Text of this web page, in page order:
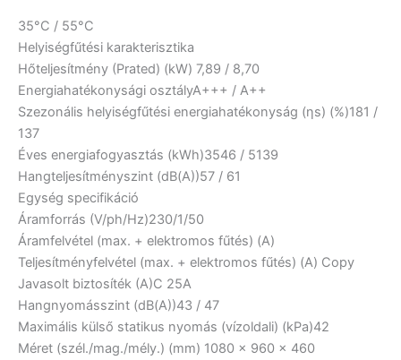
35°C / 55°C
Helyiségfűtési karakterisztika
Hőteljesítmény (Prated) (kW) 7,89 / 8,70
Energiahatékonysági osztályA+++ / A++
Szezonális helyiségfűtési energiahatékonyság (ηs) (%)181 /
137
Éves energiafogyasztás (kWh)3546 / 5139
Hangteljesítményszint (dB(A))57 / 61
Egység specifikáció
Áramforrás (V/ph/Hz)230/1/50
Áramfelvétel (max. + elektromos fűtés) (A)
Teljesítményfelvétel (max. + elektromos fűtés) (A) Copy
Javasolt biztosíték (A)C 25A
Hangnyomásszint (dB(A))43 / 47
Maximális külső statikus nyomás (vízoldali) (kPa)42
Méret (szél./mag./mély.) (mm) 1080 x 960 x 460